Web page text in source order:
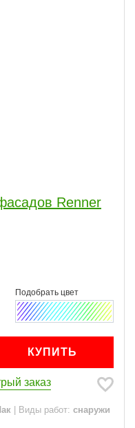
Renner
КУПИТЬ
заказ
Виды работ: снаружи